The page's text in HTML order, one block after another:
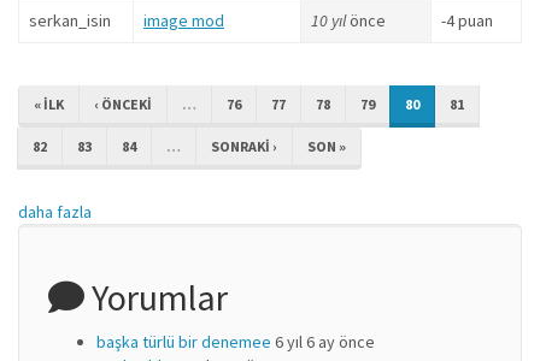
serkan_isin image mod 10 yılönce -4 puan
« ILK ‹ ÖNCEKI … 76 77 78 79 80 81
82 83 84 … SONRAKI › SON »
daha fazla
Yorumlar
başka türlü bir denemee 6 yıl 6 ay önce